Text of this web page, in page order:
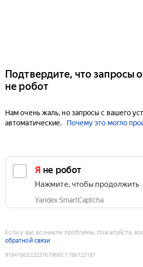
Подтвердите, что запросы
не робот
Нам очень жаль, но запросы с вашего
автоматические.
Почему это могло
Я не робот
Нажмите, чтобы продолжить
Yandex SmartCaptcha
Если у вас возникли проблемы, пожалуйста,
обратной связи
9184166522237679693:1786122187